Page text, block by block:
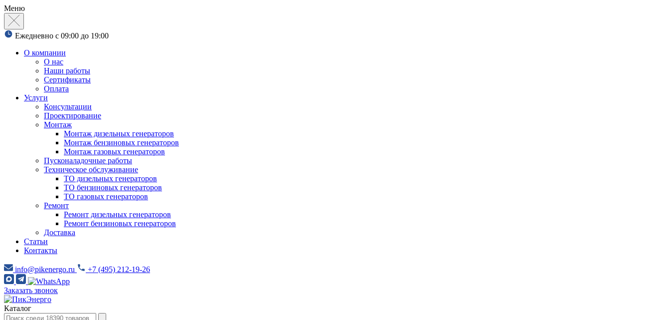
Меню
Ежедневно с 09:00 до 19:00
О компании
О нас
Наши работы
Сертификаты
Оплата
Услуги
Консультации
Проектирование
Монтаж
Монтаж дизельных генераторов
Монтаж бензиновых генераторов
Монтаж газовых генераторов
Пусконаладочные работы
Техническое обслуживание
ТО дизельных генераторов
ТО бензиновых генераторов
ТО газовых генераторов
Ремонт
Ремонт дизельных генераторов
Ремонт бензиновых генераторов
Доставка
Статьи
Контакты
info@pikenergo.ru +7 (495) 212-19-26
Заказать звонок
Каталог